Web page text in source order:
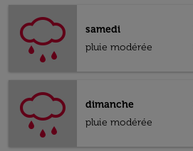
samedi
pluie modérée
dimanche
pluie modérée